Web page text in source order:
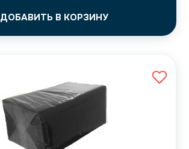
ДОБАВИТЬ В КОРЗИНУ